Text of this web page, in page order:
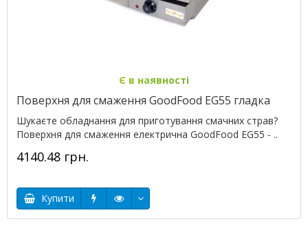
Є в наявності
Поверхня для смаження GoodFood EG55 гладка
Шукаєте обладнання для приготування смачних страв?
Поверхня для смаження електрична GoodFood EG55 - ..
4140.48 грн.
Купити